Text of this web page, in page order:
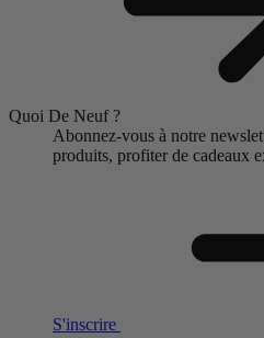
Quoi De Neuf ?
Abonnez-vous à notre
produits, profiter de cadeaux
S'inscrire